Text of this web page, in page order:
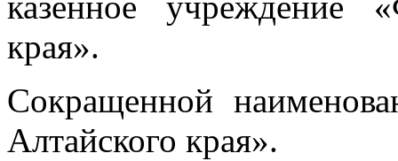
края».
Сокращенной
Алтайского края».